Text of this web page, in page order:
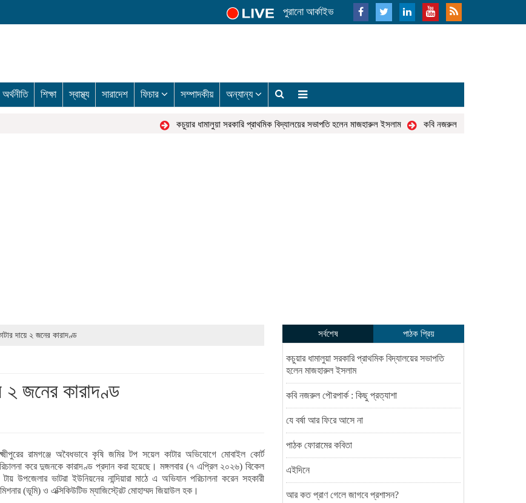
পুরানো আর্কাইভ
অর্থনীতি শিক্ষা স্বাস্থ্য সারাদেশ ফিচার সম্পাদকীয় অন্যান্য
কচুয়ার ধামালুয়া সরকারি প্রাথমিক বিদ্যালয়ের সভাপতি হলেন মাজহারুল ইসলাম কবি নজরুল পৌরপার্ক : কিছু প্রত্যাশা
দায়ে ২ জনের কারাদণ্ড
২ জনের কারাদণ্ড
রামগঞ্জে অবৈধভাবে কৃষি জমির টপ সয়েল কাটার অভিযোগে মোবাইল কোর্ট
করে দুজনকে কারাদণ্ড প্রদান করা হয়েছে। মঙ্গলবার (৭ এপ্রিল ২০২৬) বিকেল
উপজেলার ভাটরা ইউনিয়নের নান্দিয়ারা মাঠে এ অভিযান পরিচালনা করেন সহকারী
(ভূমি) ও এক্সিকিউটিভ ম্যাজিস্ট্রেট মোহাম্মদ জিয়াউল হক।
সর্বশেষ পাঠক প্রিয়
কচুয়ার ধামালুয়া সরকারি প্রাথমিক বিদ্যালয়ের সভাপতি
হলেন মাজহারুল ইসলাম
কবি নজরুল পৌরপার্ক : কিছু প্রত্যাশা
যে বর্ষা আর ফিরে আসে না
পাঠক ফোরামের কবিতা
এইদিনে
আর কত প্রাণ গেলে জাগবে প্রশাসন?